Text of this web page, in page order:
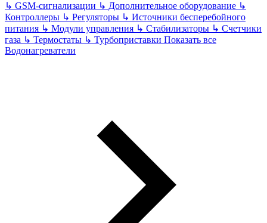
↳ GSM-сигнализации ↳ Дополнительное оборудование ↳
Контроллеры ↳ Регуляторы ↳ Источники бесперебойного
питания ↳ Модули управления ↳ Стабилизаторы ↳ Счетчики
газа ↳ Термостаты ↳ Турбоприставки Показать все
Водонагреватели